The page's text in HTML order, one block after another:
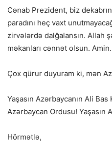
Cənab Prezident, biz
paradını heç vaxt
zirvələrdə dalğalansın. Allah
məkanları cənnət olsun. Amin.
Çox qürur duyuram ki, mən
Yaşasın Azərbaycanın Ali Bas
Azərbaycan Ordusu! Yaşasın
Hörmətlə,